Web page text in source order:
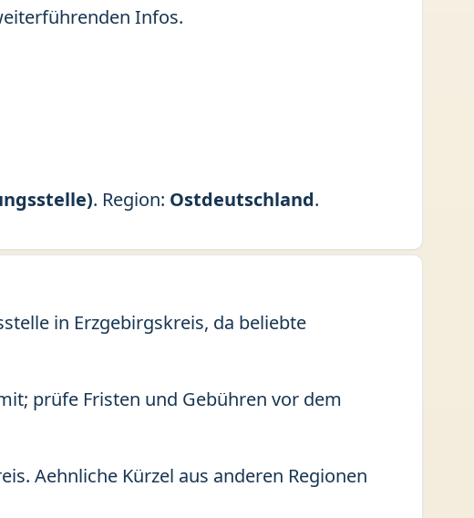
Infos.
. Region: Ostdeutschland.
in Erzgebirgskreis, da beliebte
prüfe Fristen und Gebühren vor dem
Aehnliche Kürzel aus anderen Regionen